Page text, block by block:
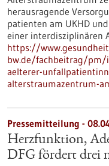
herausragende
patienten am UKHD
einer interdisziplinären
https://
bw.de/fachbeitrag/pm/
aelterer-
alterstraumazentrum-
Pressemitteilung -
Herzfunktion,
DFG fördert drei